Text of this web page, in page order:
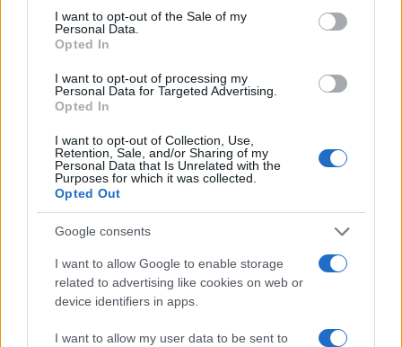
consent section.
I want to opt-out of the Sale of my
Personal Data.
Opted In
I want to opt-out of processing my
Personal Data for Targeted Advertising.
Opted In
I want to opt-out of Collection, Use,
Retention, Sale, and/or Sharing of my
Personal Data that Is Unrelated with the
Purposes for which it was collected.
Opted Out
Google consents
I want to allow Google to enable storage
related to advertising like cookies on web or
device identifiers in apps.
I want to allow my user data to be sent to
NECROLOGIE
Paolo Pinna